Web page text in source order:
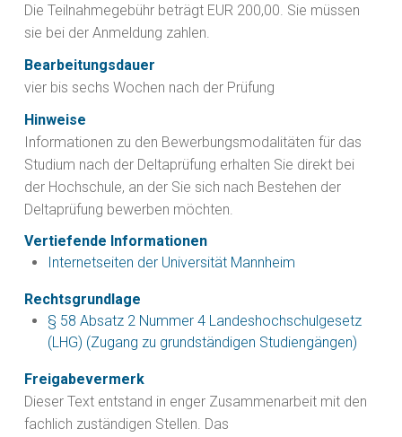
Die Teilnahmegebühr beträgt EUR 200,00. Sie müssen
sie bei der Anmeldung zahlen.
Bearbeitungsdauer
vier bis sechs Wochen nach der Prüfung
Hinweise
Informationen zu den Bewerbungsmodalitäten für das
Studium nach der Deltaprüfung erhalten Sie direkt bei
der Hochschule, an der Sie sich nach Bestehen der
Deltaprüfung bewerben möchten.
Vertiefende Informationen
Internetseiten der Universität Mannheim
Rechtsgrundlage
§ 58 Absatz 2 Nummer 4 Landeshochschulgesetz
(LHG) (Zugang zu grundständigen Studiengängen)
Freigabevermerk
Dieser Text entstand in enger Zusammenarbeit mit den
fachlich zuständigen Stellen. Das